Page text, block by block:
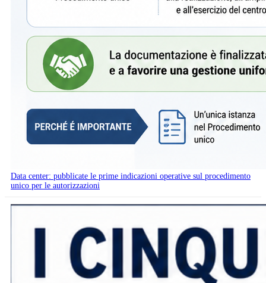
Data center: pubblicate le prime indicazioni operative sul procedimento
unico per le autorizzazioni